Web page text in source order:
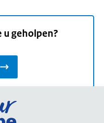
geholpen?
Ga